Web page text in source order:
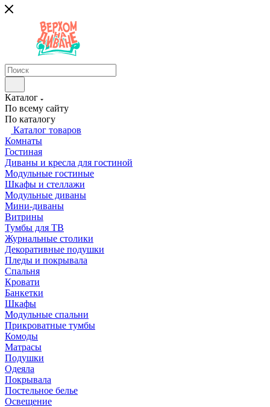
Каталог
По всему сайту
По каталогу
Каталог товаров
Комнаты
Гостиная
Диваны и кресла для гостиной
Модульные гостиные
Шкафы и стеллажи
Модульные диваны
Мини-диваны
Витрины
Тумбы для ТВ
Журнальные столики
Декоративные подушки
Пледы и покрывала
Спальня
Кровати
Банкетки
Шкафы
Модульные спальни
Прикроватные тумбы
Комоды
Матрасы
Подушки
Одеяла
Покрывала
Постельное белье
Освещение